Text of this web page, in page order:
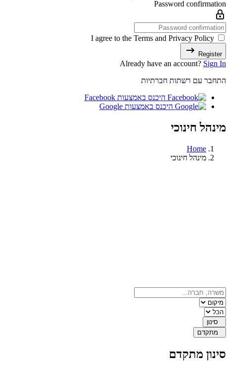
Password confirmation
I agree to the Terms and Privacy Policy
Register
Already have an account? Sign In
התחבר עם רשתות חברתיות
היכנס באמצעות Facebook
היכנס באמצעות Google
מינהל חינוכי
Home
מינהל חינוכי
סינון
מתקדם
סינון מתקדם